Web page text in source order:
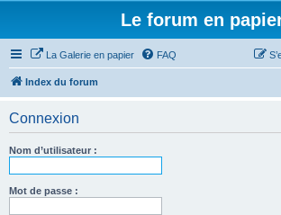
Le forum en
La Galerie en papier FAQ
Index du forum
Connexion
Nom d’utilisateur :
Mot de passe :